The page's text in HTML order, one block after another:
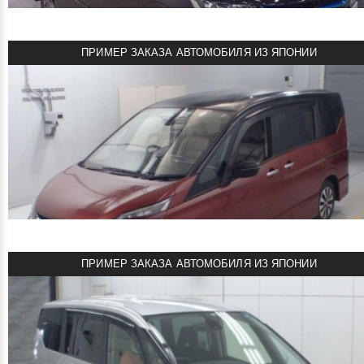
Объем двигателя: 1.2 л + электромотор
Пробег: 48000 км
Комплектация: e-Power Highway Star
смотреть подробнее
1850000 ¥
NISSAN SERENA E POWER 2018
Куплен под заказ!
Объем двигателя: 1.2 л + электромотор
Мощность: 84 л.с.
смотреть подробнее
ПРИМЕР ЗАКАЗА АВТОМОБИЛЯ ИЗ ЯПОНИИ
Цена: 1469000 руб
ПРИМЕР ЗАКАЗА АВТОМОБИЛЯ ИЗ ЯПОНИИ